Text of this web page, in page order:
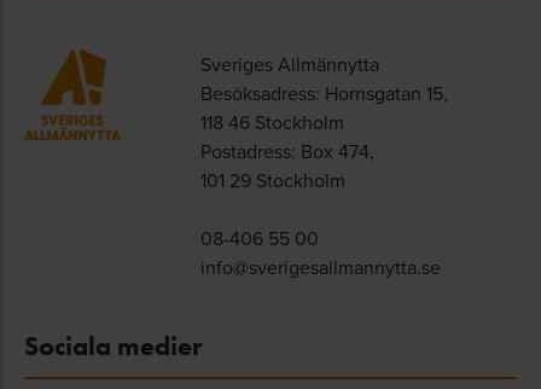
Sveriges Allmännytta
Besöksadress: Hornsgatan 15,
118 46 Stockholm
Postadress: Box 474,
101 29 Stockholm
08-406 55 00
info@sverigesallmannytta.se
Sociala medier